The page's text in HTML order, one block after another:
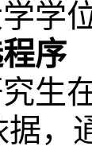
学
序
生
据，